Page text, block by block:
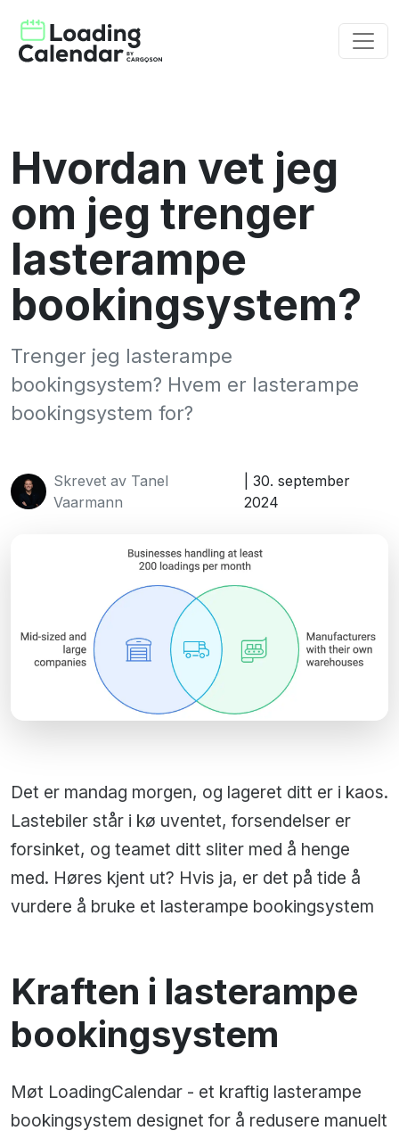
Hvordan vet jeg
om jeg trenger
lasterampe
bookingsystem?
Trenger jeg lasterampe
bookingsystem? Hvem er lasterampe
bookingsystem for?
Skrevet av Tanel
Vaarmann
| 30. september
2024
Det er mandag morgen, og lageret ditt er i kaos.
Lastebiler står i kø uventet, forsendelser er
forsinket, og teamet ditt sliter med å henge
med. Høres kjent ut? Hvis ja, er det på tide å
vurdere å bruke et lasterampe bookingsystem
Kraften i lasterampe
bookingsystem
Møt LoadingCalendar - et kraftig lasterampe
bookingsystem designet for å redusere manuelt